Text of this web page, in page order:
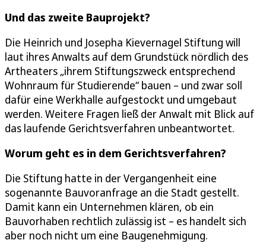
Und das zweite Bauprojekt?
Die Heinrich und Josepha Kievernagel Stiftung will
laut ihres Anwalts auf dem Grundstück nördlich des
Artheaters „ihrem Stiftungszweck entsprechend
Wohnraum für Studierende“ bauen – und zwar soll
dafür eine Werkhalle aufgestockt und umgebaut
werden. Weitere Fragen ließ der Anwalt mit Blick auf
das laufende Gerichtsverfahren unbeantwortet.
Worum geht es in dem Gerichtsverfahren?
Die Stiftung hatte in der Vergangenheit eine
sogenannte Bauvoranfrage an die Stadt gestellt.
Damit kann ein Unternehmen klären, ob ein
Bauvorhaben rechtlich zulässig ist – es handelt sich
aber noch nicht um eine Baugenehmigung.